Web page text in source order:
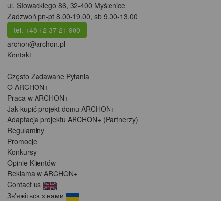
ul. Słowackiego 86, 32-400 Myślenice
Zadzwoń pn-pt 8.00-19.00, sb 9.00-13.00
tel. +48 12 37 21 900
archon@archon.pl
Kontakt
Często Zadawane Pytania
O ARCHON+
Praca w ARCHON+
Jak kupić projekt domu ARCHON+
Adaptacja projektu ARCHON+ (Partnerzy)
Regulaminy
Promocje
Konkursy
Opinie Klientów
Reklama w ARCHON+
Contact us
Зв'яжіться з нами